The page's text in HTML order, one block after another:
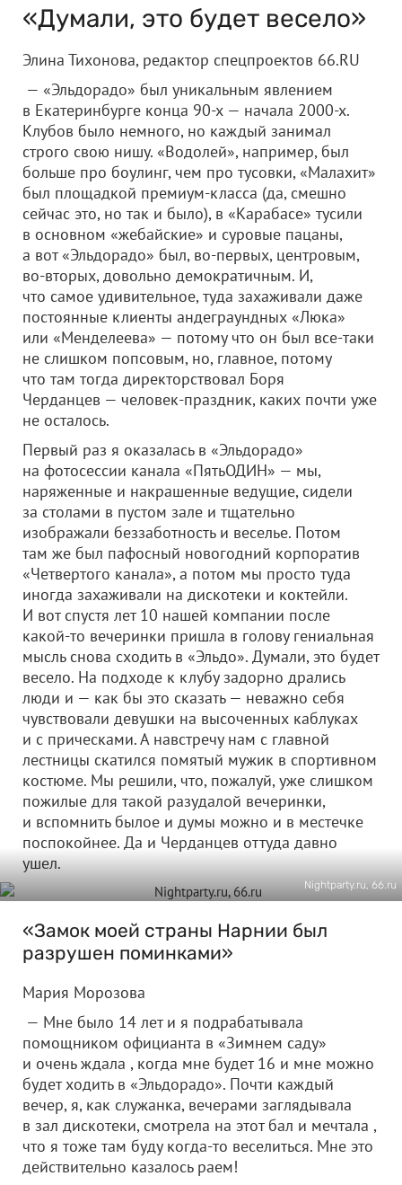
«Думали, это будет весело»
Элина Тихонова, редактор спецпроектов 66.RU
— «Эльдорадо» был уникальным явлением
в Екатеринбурге конца 90-х — начала 2000-х.
Клубов было немного, но каждый занимал
строго свою нишу. «Водолей», например, был
больше про боулинг, чем про тусовки, «Малахит»
был площадкой премиум-класса (да, смешно
сейчас это, но так и было), в «Карабасе» тусили
в основном «жебайские» и суровые пацаны,
а вот «Эльдорадо» был, во-первых, центровым,
во-вторых, довольно демократичным. И,
что самое удивительное, туда захаживали даже
постоянные клиенты андеграундных «Люка»
или «Менделеева» — потому что он был все-таки
не слишком попсовым, но, главное, потому
что там тогда директорствовал Боря
Черданцев — человек-праздник, каких почти уже
не осталось.
Первый раз я оказалась в «Эльдорадо»
на фотосессии канала «ПятьОДИН» — мы,
наряженные и накрашенные ведущие, сидели
за столами в пустом зале и тщательно
изображали беззаботность и веселье. Потом
там же был пафосный новогодний корпоратив
«Четвертого канала», а потом мы просто туда
иногда захаживали на дискотеки и коктейли.
И вот спустя лет 10 нашей компании после
какой-то вечеринки пришла в голову гениальная
мысль снова сходить в «Эльдо». Думали, это будет
весело. На подходе к клубу задорно дрались
люди и — как бы это сказать — неважно себя
чувствовали девушки на высоченных каблуках
и с прическами. А навстречу нам с главной
лестницы скатился помятый мужик в спортивном
костюме. Мы решили, что, пожалуй, уже слишком
пожилые для такой разудалой вечеринки,
и вспомнить былое и думы можно и в местечке
поспокойнее. Да и Черданцев оттуда давно
ушел.
Nightparty.ru, 66.ru
«Замок моей страны Нарнии был
разрушен поминками»
Мария Морозова
— Мне было 14 лет и я подрабатывала
помощником официанта в «Зимнем саду»
и очень ждала , когда мне будет 16 и мне можно
будет ходить в «Эльдорадо». Почти каждый
вечер, я, как служанка, вечерами заглядывала
в зал дискотеки, смотрела на этот бал и мечтала ,
что я тоже там буду когда-то веселиться. Мне это
действительно казалось раем!